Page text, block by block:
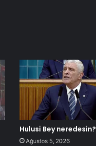
Hulusi Bey neredesin?
Ağustos 5, 2026